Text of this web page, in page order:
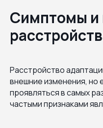
Симптомы и
Расстройство
внешние изменения, но
проявляться в самых
частыми признаками